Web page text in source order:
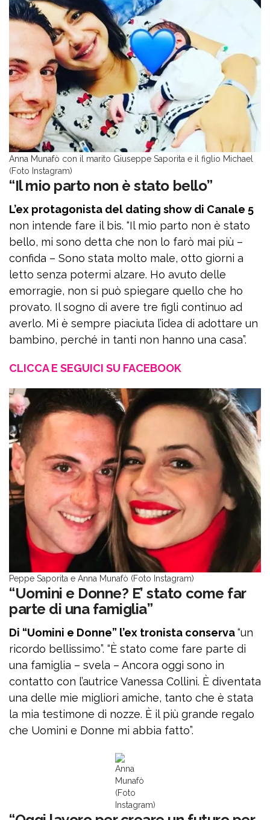
Anna Munafò con il marito Giuseppe Saporita e il figlio Michael
(Foto Instagram)
“Il mio parto non è stato bello”
L’ex protagonista del dating show di Canale 5
non intende fare il bis. “Il mio parto non è stato
bello, mi sono detta che non lo farò mai più –
confida – Sono stata molto male, otto giorni a
letto senza potermi alzare. Ho avuto delle
emorragie, non si può spiegare quello che ho
provato. Il sogno di avere tre figli continuo ad
averlo. Mi è sempre piaciuta l’idea di adottare un
bambino, perché in tanti non hanno una casa”.
CLICCA E SEGUICI SU FACEBOOK
Peppe Saporita e Anna Munafò (Foto Instagram)
“Uomini e Donne? E’ stato come far
parte di una famiglia”
Di “Uomini e Donne” l’ex tronista conserva“un
ricordo bellissimo”. “È stato come fare parte di
una famiglia – svela – Ancora oggi sono in
contatto con l’autrice Vanessa Collini. È diventata
una delle mie migliori amiche, tanto che è stata
la mia testimone di nozze. È il più grande regalo
che Uomini e Donne mi abbia fatto”.
Anna
Munafò
(Foto
Instagram)